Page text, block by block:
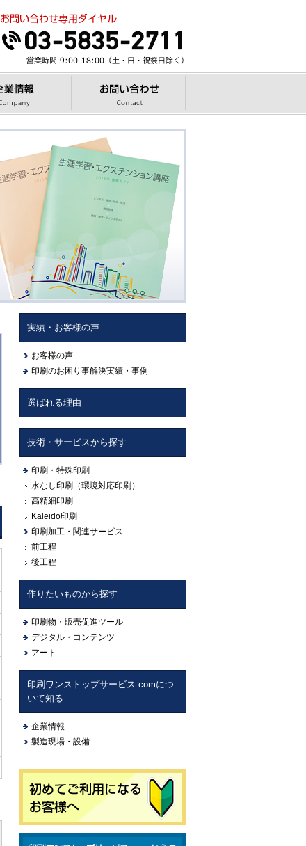
実績・お客様の声
お客様の声
印刷のお困り事解決実績・事例
選ばれる理由
技術・サービスから探す
印刷・特殊印刷
水なし印刷（環境対応印刷）
高精細印刷
Kaleido印刷
印刷加工・関連サービス
前工程
後工程
作りたいものから探す
印刷物・販売促進ツール
デジタル・コンテンツ
アート
印刷ワンストップサービス.comにつ
いて知る
企業情報
製造現場・設備